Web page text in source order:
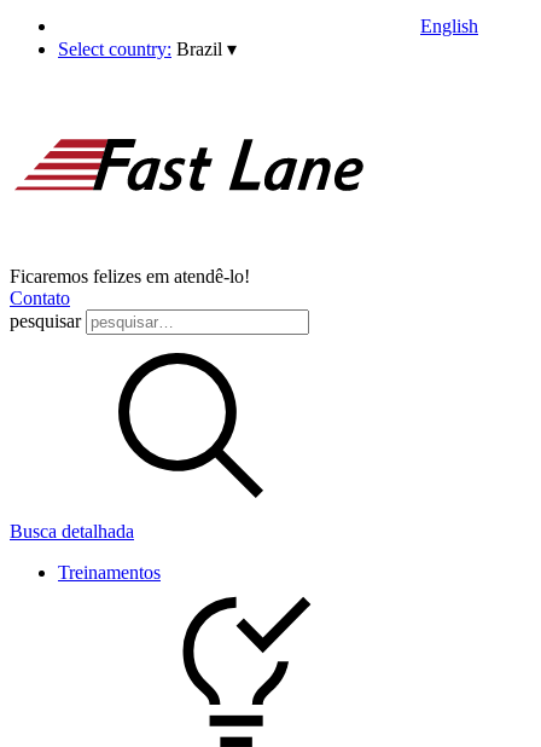
English
Select country: Brazil ▾
Ficaremos felizes em atendê-lo!
Contato
pesquisar
Busca detalhada
Treinamentos